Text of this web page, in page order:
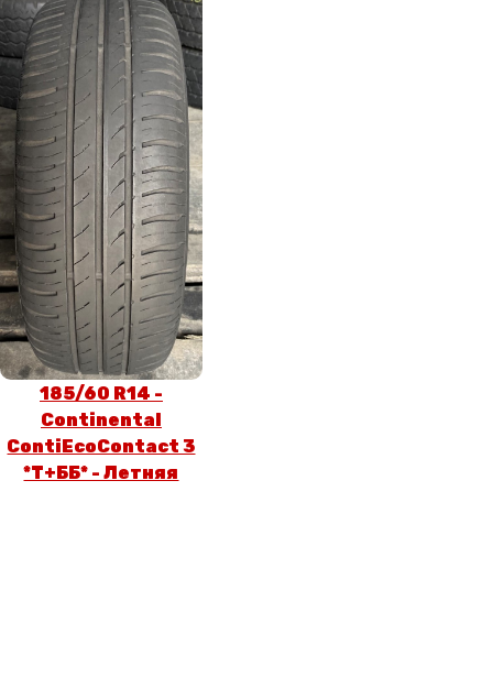
185/60 R14 -
Continental
ContiEcoContact 3
*T+ББ* - Летняя